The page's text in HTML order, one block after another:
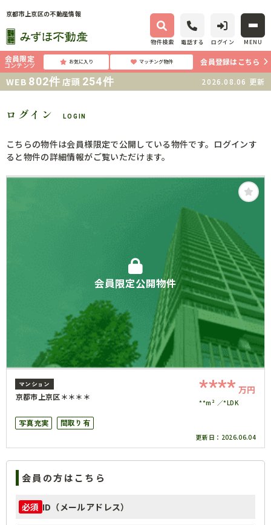
京都市上京区の不動産情報
物件検索 電話する ログイン MENU
会員限定
コンテンツ お気に入り マッチング物件 会員登録はこちら
WEB 802件 店頭 254件 2026.08.06 更新
ログイン LOGIN
こちらの物件は会員様限定で公開している物件です。ログインす
ると物件の詳細情報がご覧いただけます。
会員限定公開物件
マンション
京都市上京区＊＊＊＊ **** 万円
**m² *LDK
写真充実 間取り有
更新日： 2026.06.04
会員の方はこちら
必須 ID（メールアドレス）